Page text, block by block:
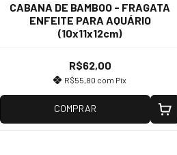
CABANA DE BAMBOO - FRAGATA
ENFEITE PARA AQUÁRIO
(10x11x12cm)
R$62,00
R$55,80 com Pix
COMPRAR